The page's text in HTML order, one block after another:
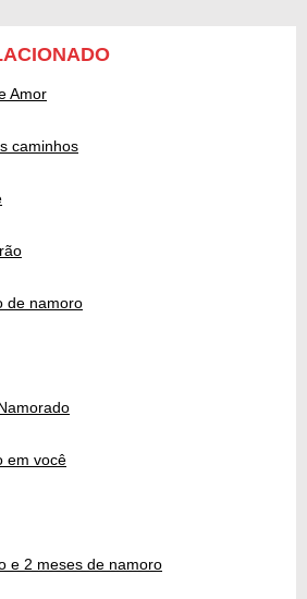
Amor
caminhos
de namoro
em você
e 2 meses de namoro